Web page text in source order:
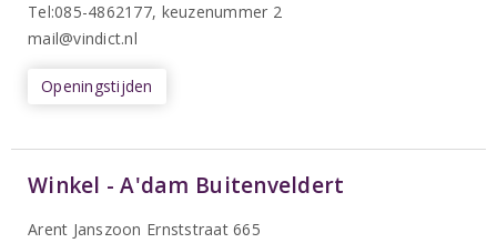
Tel:085-4862177, keuzenummer 2
mail@vindict.nl
Openingstijden
Winkel - A'dam Buitenveldert
Arent Janszoon Ernststraat 665